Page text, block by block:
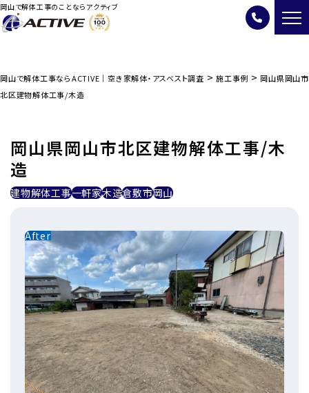
岡山で解体工事のことならアクティブ
岡山で解体工事ならACTIVE｜空き家解体・アスベスト調査 > 施工事例 > 岡山県岡山市
北区建物解体工事/木造
岡山県岡山市北区建物解体工事/木
造
建物解体工事一軒家木造倉敷市岡山